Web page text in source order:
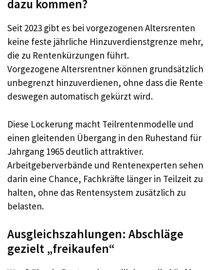
dazu kommen?
Seit 2023 gibt es bei vorgezogenen Altersrenten
keine feste jährliche Hinzuverdienstgrenze mehr,
die zu Rentenkürzungen führt.​
Vorgezogene Altersrentner können grundsätzlich
unbegrenzt hinzuverdienen, ohne dass die Rente
deswegen automatisch gekürzt wird.​
Diese Lockerung macht Teilrentenmodelle und
einen gleitenden Übergang in den Ruhestand für
Jahrgang 1965 deutlich attraktiver.​
Arbeitgeberverbände und Rentenexperten sehen
darin eine Chance, Fachkräfte länger in Teilzeit zu
halten, ohne das Rentensystem zusätzlich zu
belasten.​
Ausgleichszahlungen: Abschläge
gezielt „freikaufen“